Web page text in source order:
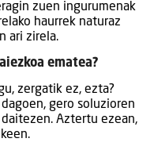
zuen ingurumenak
haurrek naturaz
ari zirela.
ematea?
zergatik ez, ezta?
gero soluzioren
Aztertu ezean,